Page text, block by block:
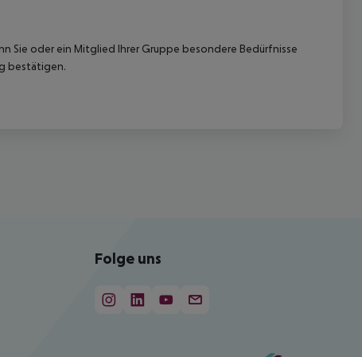
Sie oder ein Mitglied Ihrer Gruppe besondere Bedürfnisse
bestätigen.
Folge uns